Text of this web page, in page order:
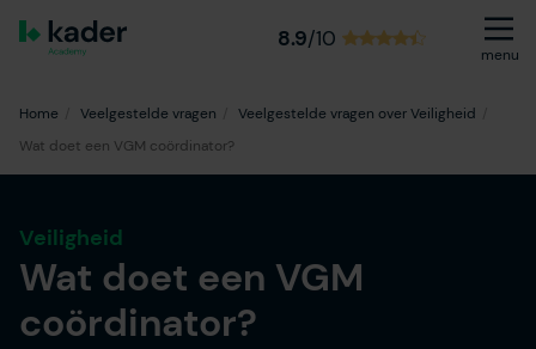
8.9/10
menu
Home Veelgestelde vragen
Veelgestelde vragen over Veiligheid
Wat doet een VGM coördinator?
Veiligheid
Wat doet een VGM
coördinator?